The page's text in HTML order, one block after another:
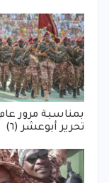
بمناسبة مرور
تحرير أبوعشر (٦)